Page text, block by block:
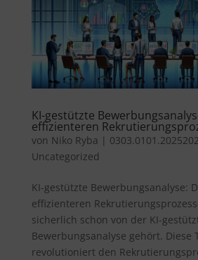
KI-gestützte
effizienteren
von Niko Ryba |
Uncategorized
KI-gestützte Bewerbungsanalyse:
effizienteren
sicherlich schon von der KI-
Bewerbungsanalyse gehört. Diese
revolutioniert den